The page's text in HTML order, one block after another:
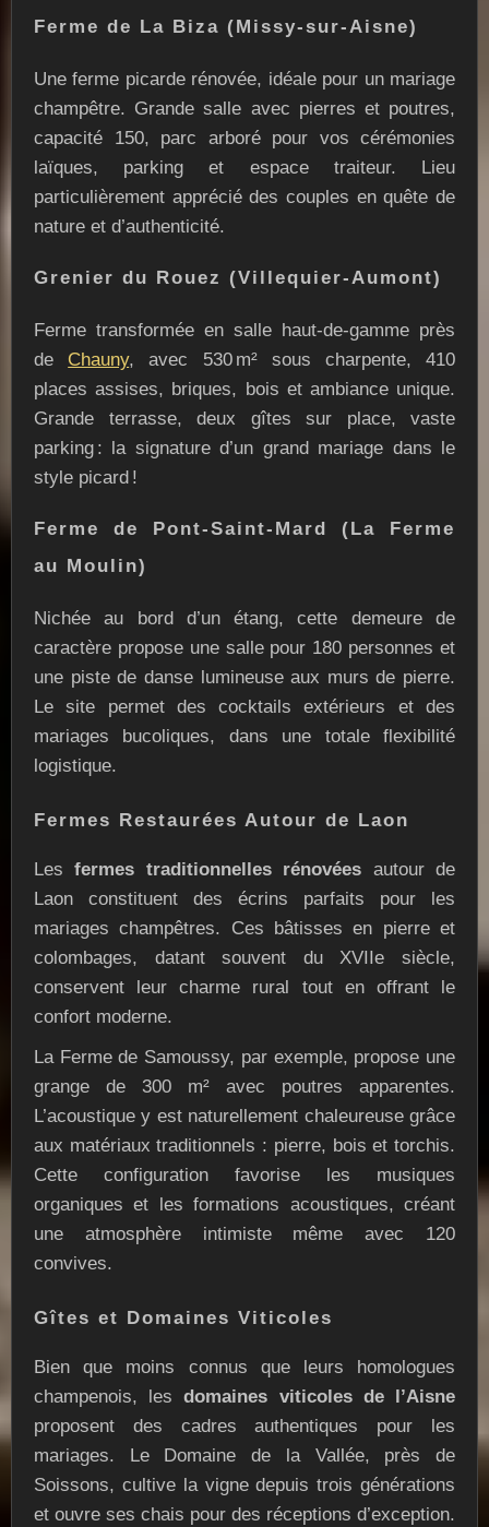
Ferme de La Biza (Missy-sur-Aisne)
Une ferme picarde rénovée, idéale pour un mariage
champêtre. Grande salle avec pierres et poutres,
capacité 150, parc arboré pour vos cérémonies
laïques, parking et espace traiteur. Lieu
particulièrement apprécié des couples en quête de
nature et d’authenticité.
Grenier du Rouez (Villequier-Aumont)
Ferme transformée en salle haut-de-gamme près
de Chauny, avec 530 m² sous charpente, 410
places assises, briques, bois et ambiance unique.
Grande terrasse, deux gîtes sur place, vaste
parking : la signature d’un grand mariage dans le
style picard !
Ferme de Pont-Saint-Mard (La Ferme
au Moulin)
Nichée au bord d’un étang, cette demeure de
caractère propose une salle pour 180 personnes et
une piste de danse lumineuse aux murs de pierre.
Le site permet des cocktails extérieurs et des
mariages bucoliques, dans une totale flexibilité
logistique.
Fermes Restaurées Autour de Laon
Lesfermes traditionnelles rénovées autour de
Laon constituent des écrins parfaits pour les
mariages champêtres. Ces bâtisses en pierre et
colombages, datant souvent du XVIIe siècle,
conservent leur charme rural tout en offrant le
confort moderne.
La Ferme de Samoussy, par exemple, propose une
grange de 300 m² avec poutres apparentes.
L’acoustique y est naturellement chaleureuse grâce
aux matériaux traditionnels : pierre, bois et torchis.
Cette configuration favorise les musiques
organiques et les formations acoustiques, créant
une atmosphère intimiste même avec 120
convives.
Gîtes et Domaines Viticoles
Bien que moins connus que leurs homologues
champenois, lesdomaines viticoles de l’Aisne
proposent des cadres authentiques pour les
mariages. Le Domaine de la Vallée, près de
Soissons, cultive la vigne depuis trois générations
et ouvre ses chais pour des réceptions d’exception.